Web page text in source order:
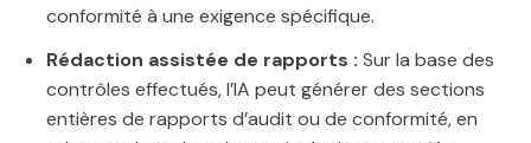
conformité à une exigence spécifique.
Rédaction assistée de rapports : Sur la base des
contrôles effectués, l’IA peut générer des sections
entières de rapports d’audit ou de conformité, en